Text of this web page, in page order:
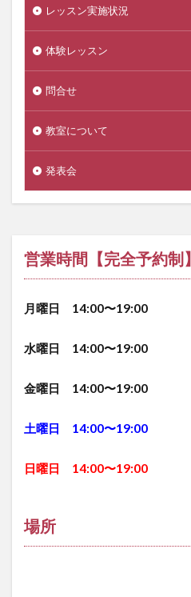
レッスン実施状況
体験レッスン
問合せ
教室について
発表会
営業時間【完全予約制】
月曜日 14:00〜19:00
水曜日 14:00〜19:00
金曜日 14:00〜19:00
土曜日 14:00〜19:00
日曜日 14:00〜19:00
場所